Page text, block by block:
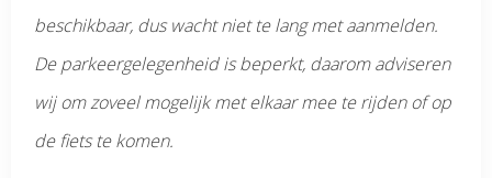
beschikbaar, dus wacht niet te lang met aanmelden.
De parkeergelegenheid is beperkt, daarom adviseren
wij om zoveel mogelijk met elkaar mee te rijden of op
de fiets te komen.